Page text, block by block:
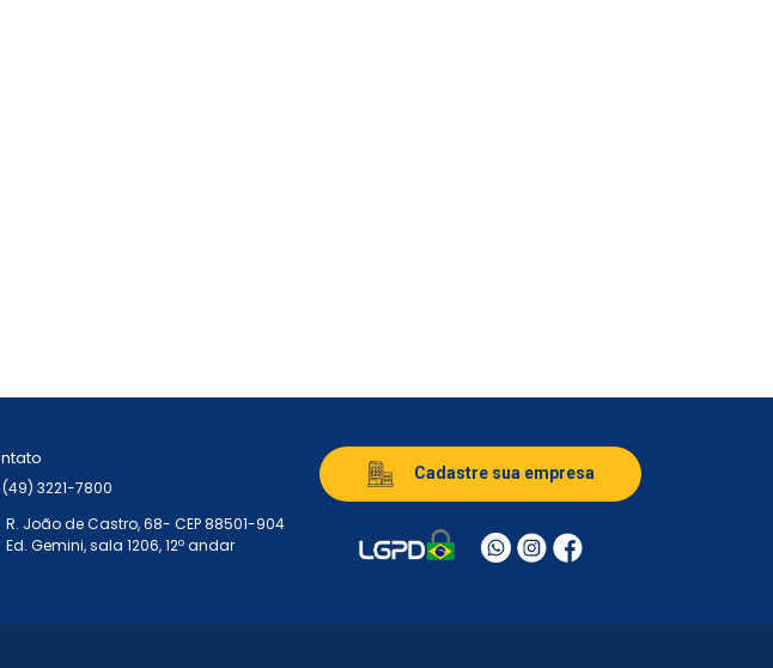
(49) 3221-7800
R. João de Castro, 68- CEP 88501-904
Ed. Gemini, sala 1206, 12º andar
Cadastre sua empresa